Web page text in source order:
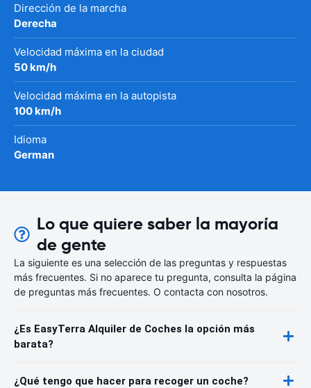
Dirección de la marcha
Derecha
Velocidad máxima en la ciudad
50 km/h
Velocidad máxima en la autopista
100 km/h
Idioma
German
Lo que quiere saber la mayoría
de gente
La siguiente es una selección de las preguntas y respuestas
más frecuentes. Si no aparece tu pregunta, consulta la página
de preguntas más frecuentes. O contacta con nosotros.
¿Es EasyTerra Alquiler de Coches la opción más
barata?
¿Qué tengo que hacer para recoger un coche?